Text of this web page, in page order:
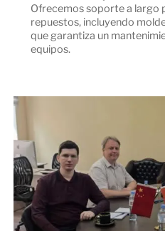
Ofrecemos soporte a largo
repuestos, incluyendo
que garantiza un
equipos.